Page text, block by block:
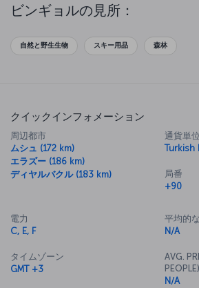
ビンギョルの見所：
自然と野生生物 スキー用品 森林
クイックインフォメーション
周辺都市
ムシュ (172 km)
エラズー (186 km)
ディヤルバクル (183 km)
通貨単位
Turkish
局番
+90
電力
C, E, F
タイムゾーン
GMT +3
平均的
N/A
AVG.
PEOPLE)
N/A